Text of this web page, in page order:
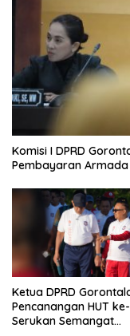
Komisi I DPRD
Pembayaran Armada
Ketua DPRD
Pencanangan HUT ke-
Serukan Semangat